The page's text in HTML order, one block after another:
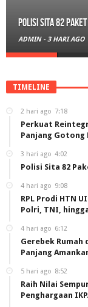
Polisi Sita 82
ADMIN - 3 HARI AGO
TIMELINE
2 hari ago 7:18
Perkuat
Panjang Gotong
3 hari ago 4:02
Polisi Sita 82
4 hari ago 9:08
RPL Prodi HTN
Polri, TNI,
4 hari ago 6:12
Gerebek Rumah
Panjang
5 hari ago 8:52
Raih Nilai
Penghargaan